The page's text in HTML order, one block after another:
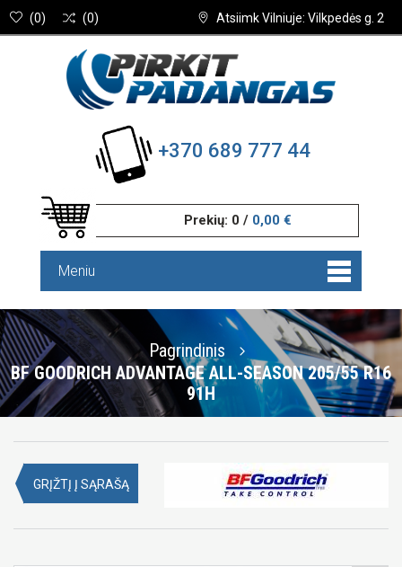
Atsiimk Vilniuje: Vilkpedės g. 2
(0) (0)
+370 689 777 44
Prekių: 0 / 0,00 €
Meniu
Pagrindinis
BF GOODRICH ADVANTAGE ALL-SEASON 205/55 R16
91H
GRĮŽTĮ Į SĄRAŠĄ